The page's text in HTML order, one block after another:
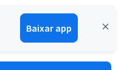
Baixar app
Entrar